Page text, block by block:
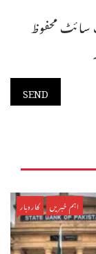
سائٹ محفوظ
اہم خبریں کاروبار